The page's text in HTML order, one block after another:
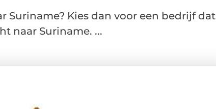
Suriname? Kies dan voor een bedrijf dat
naar Suriname. ...